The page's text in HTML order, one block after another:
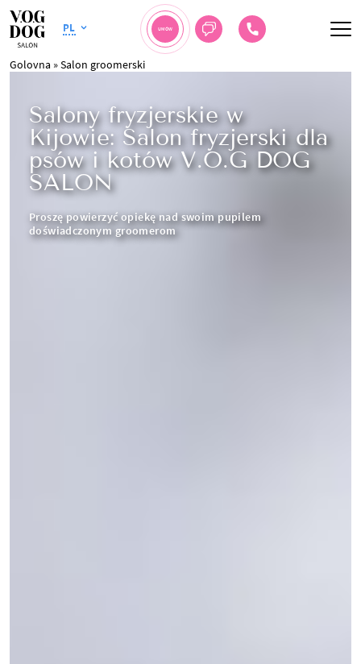
PL UMÓW
Golovna »Salon groomerski
Salony fryzjerskie w
Kijowie: Salon fryzjerski dla
psów i kotów V.O.G DOG
SALON
Proszę powierzyć opiekę nad swoim pupilem
doświadczonym groomerom